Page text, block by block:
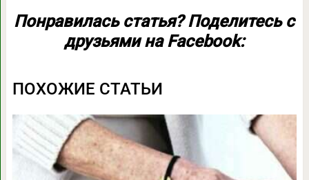
Понравилась статья? Поделитесь с
друзьями на Facebook:
ПОХОЖИЕ СТАТЬИ